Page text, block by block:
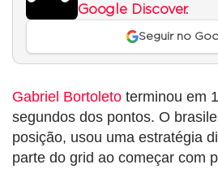
Google Discover.
Seguir no
Gabriel Bortoleto terminou em
segundos dos pontos. O
posição, usou uma estratégia
parte do grid ao começar com